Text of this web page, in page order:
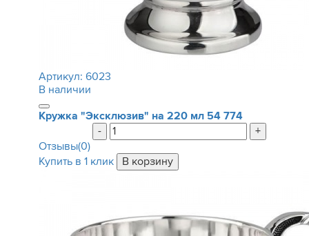
Артикул: 6023
В наличии
Кружка "Эксклюзив" на 220 мл 54 774
-
+
Отзывы(0)
Купить в 1 клик